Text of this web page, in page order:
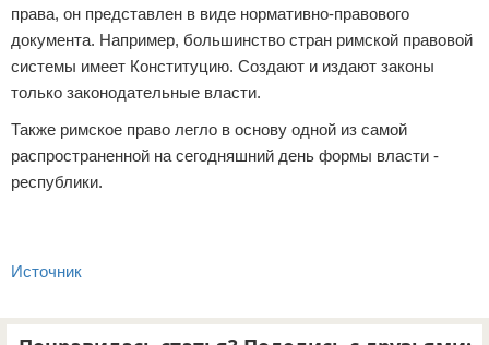
права, он представлен в виде нормативно-правового
документа. Например, большинство стран римской правовой
системы имеет Конституцию. Создают и издают законы
только законодательные власти.
Также римское право легло в основу одной из самой
распространенной на сегодняшний день формы власти -
республики.
Источник